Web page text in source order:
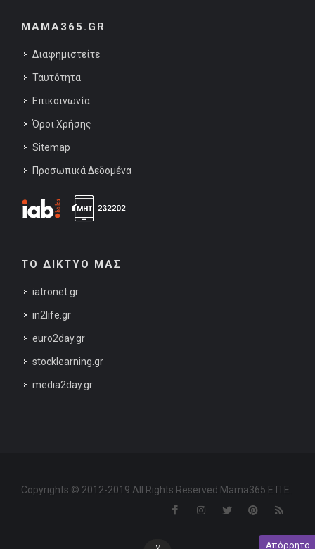
MAMA365.GR
Διαφημιστείτε
Ταυτότητα
Επικοινωνία
Όροι Χρήσης
Sitemap
Προσωπικά Δεδομένα
ΤΟ ΔΙΚΤΥΟ ΜΑΣ
iatronet.gr
in2life.gr
euro2day.gr
stocklearning.gr
media2day.gr
Copyrights © 2012-2019 All Rights Reserved Mama365 Ε.Π.Ε.
Απόρρητο
v